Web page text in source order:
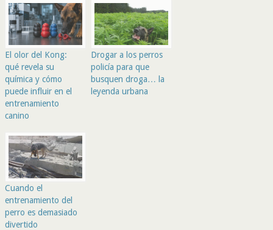
El olor del Kong:
qué revela su
química y cómo
puede influir en el
entrenamiento
canino
Drogar a los perros
policía para que
busquen droga… la
leyenda urbana
Cuando el
entrenamiento del
perro es demasiado
divertido